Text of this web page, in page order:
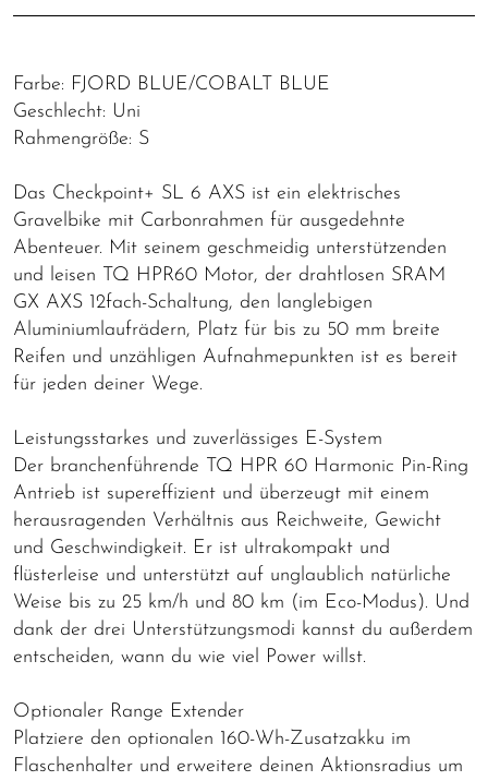
Farbe: FJORD BLUE/COBALT BLUE
Geschlecht: Uni
Rahmengröße: S
Das Checkpoint+ SL 6 AXS ist ein elektrisches
Gravelbike mit Carbonrahmen für ausgedehnte
Abenteuer. Mit seinem geschmeidig unterstützenden
und leisen TQ HPR60 Motor, der drahtlosen SRAM
GX AXS 12fach-Schaltung, den langlebigen
Aluminiumlaufrädern, Platz für bis zu 50 mm breite
Reifen und unzähligen Aufnahmepunkten ist es bereit
für jeden deiner Wege.
Leistungsstarkes und zuverlässiges E-System
Der branchenführende TQ HPR 60 Harmonic Pin-Ring
Antrieb ist supereffizient und überzeugt mit einem
herausragenden Verhältnis aus Reichweite, Gewicht
und Geschwindigkeit. Er ist ultrakompakt und
flüsterleise und unterstützt auf unglaublich natürliche
Weise bis zu 25 km/h und 80 km (im Eco-Modus). Und
dank der drei Unterstützungsmodi kannst du außerdem
entscheiden, wann du wie viel Power willst.
Optionaler Range Extender
Platziere den optionalen 160-Wh-Zusatzakku im
Flaschenhalter und erweitere deinen Aktionsradius um